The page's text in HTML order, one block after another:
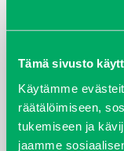
Tämä sivusto
Käytämme
räätälöimiseen,
tukemiseen ja
jaamme
elokuu 2024
syyskuu 2023